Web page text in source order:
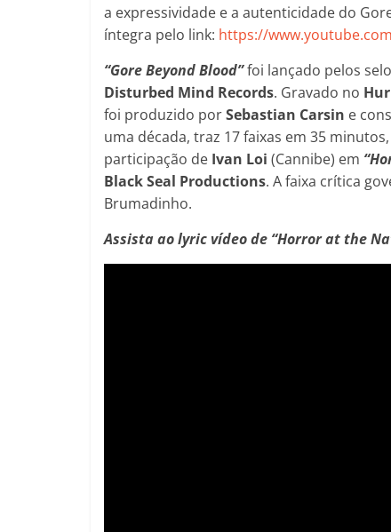
a expressividade e a autenticidade do
íntegra pelo link: https://
“Gore Beyond Blood”foi lançado pelos
Disturbed Mind Records. Gravado no
foi produzido porSebastian Carsin e
uma década, traz 17 faixas em 35
participação de Ivan Loi (Cannibe) em
Black Seal Productions. A faixa crítica
Brumadinho.
Assista ao lyric vídeo de “Horror at the